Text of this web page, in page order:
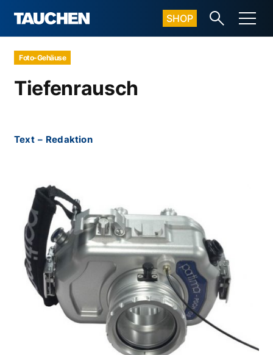
SHOP
Foto-Gehäuse
Tiefenrausch
Text – Redaktion